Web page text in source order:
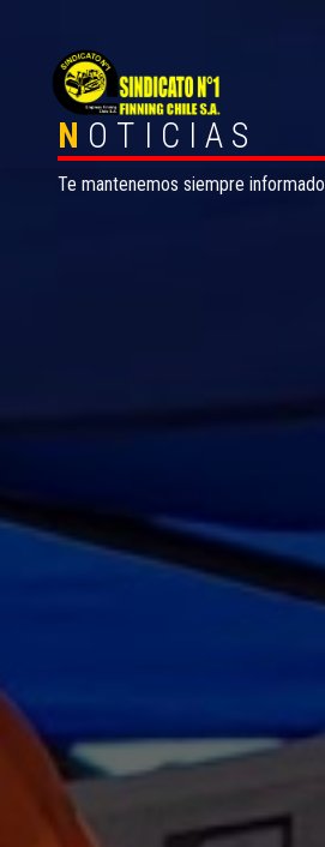
N OTICIAS
Te mantenemos siempre informado